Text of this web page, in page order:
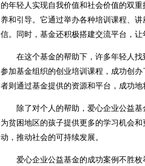
的年轻人实现自我价值和社会价值的双
养和引导。它通过举办各种培训课程、
信。同时，基金还积极搭建交流平台，
在这个基金的帮助下，许多年轻人
参加基金组织的创业培训课程，成功创
者则通过基金提供的资源和平台，成功
除了对个人的帮助，爱心企业公益
为贫困地区的孩子提供更多的学习机会
动，推动社会的可持续发展。
爱心企业公益基金的成功案例不胜